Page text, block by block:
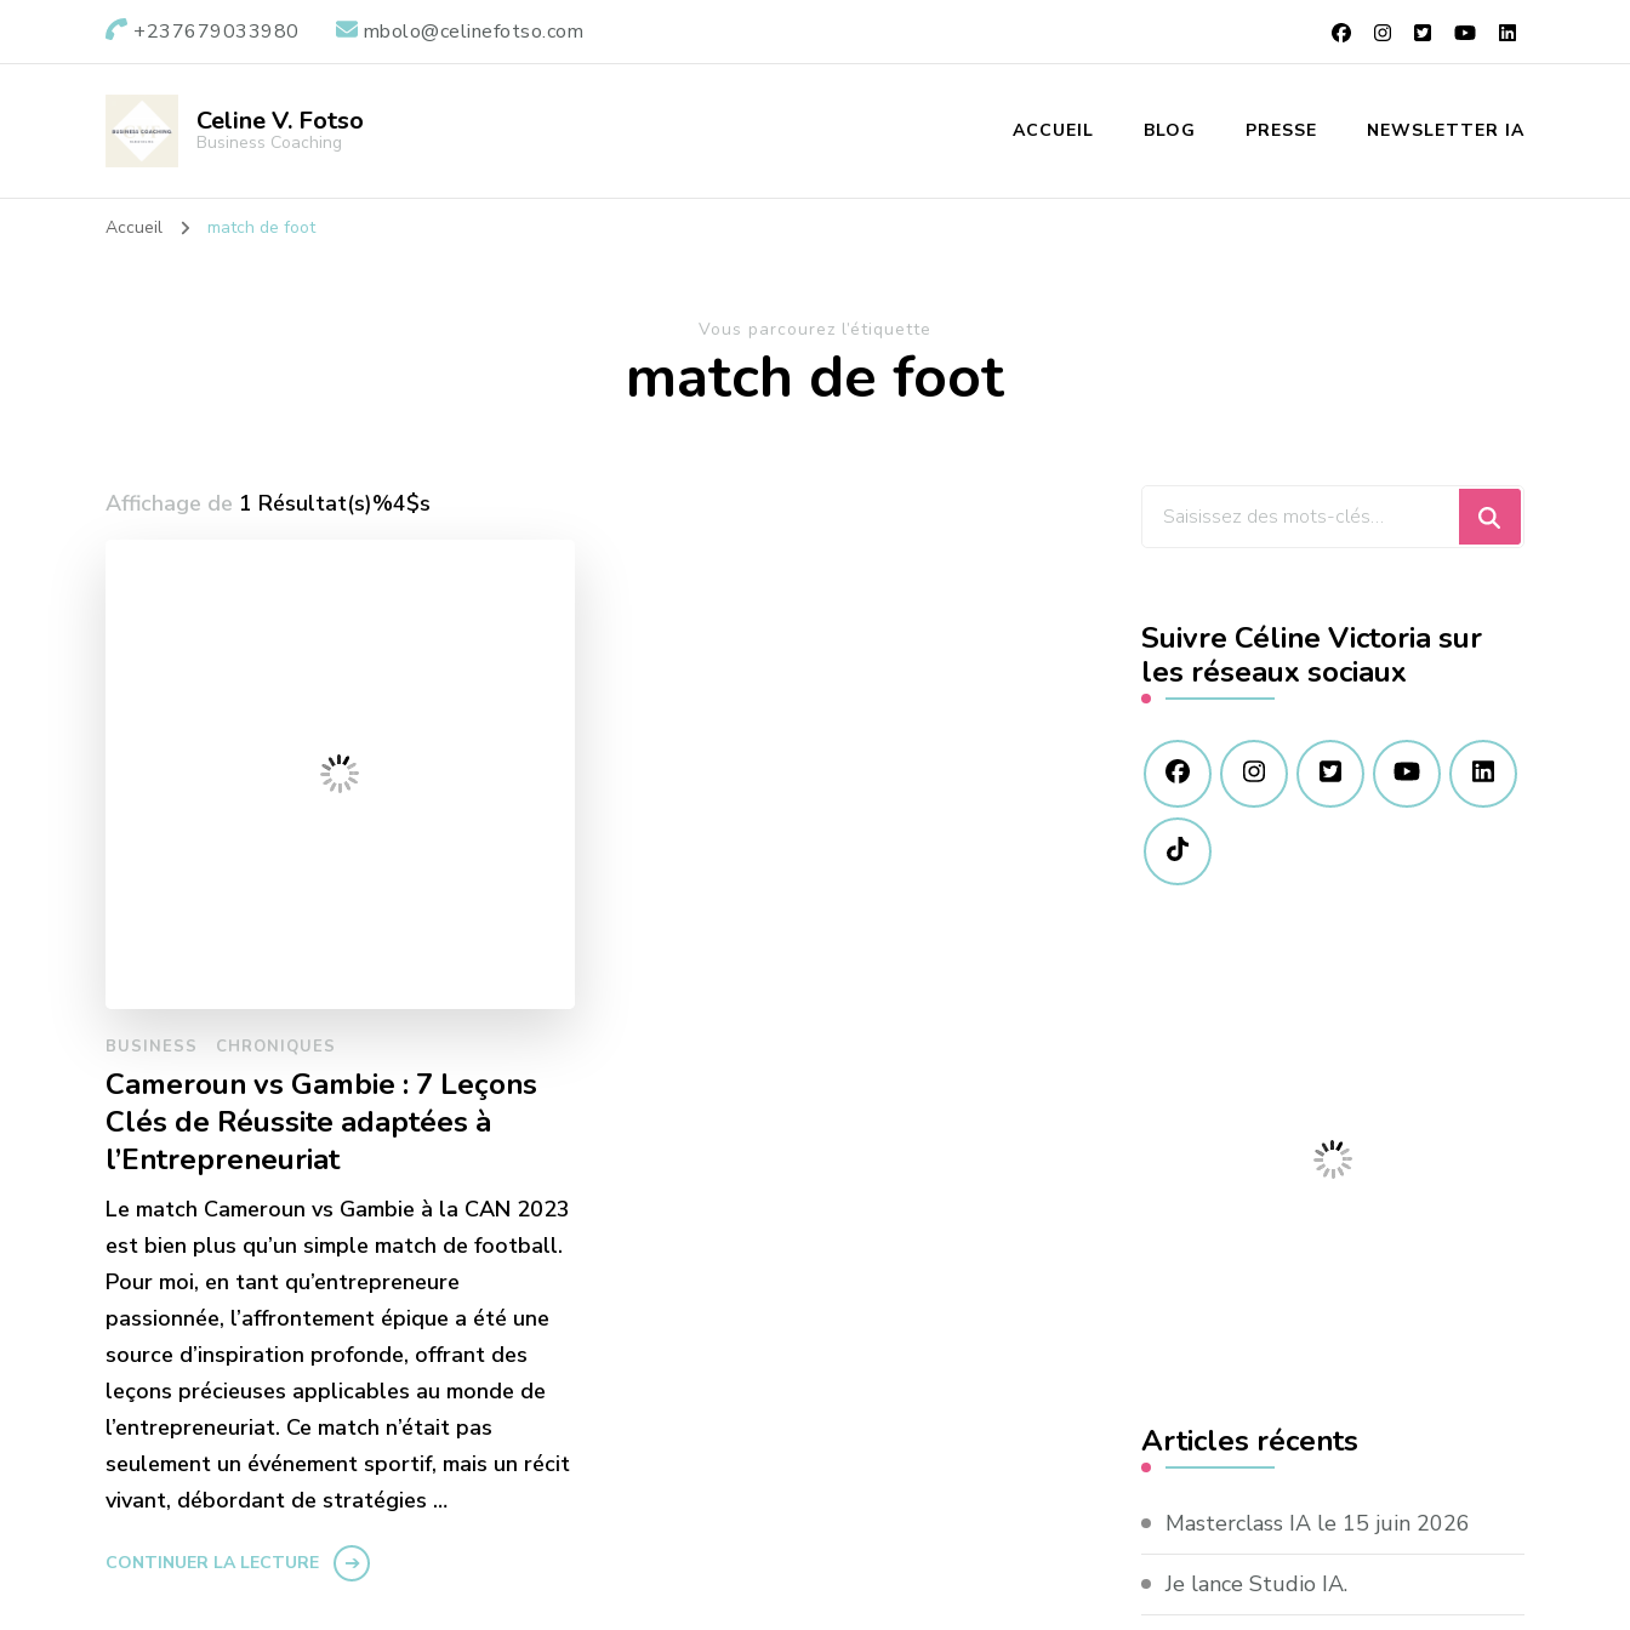
+237679033980 mbolo@celinefotso.com
Celine V. Fotso
Business Coaching
ACCUEIL BLOG PRESSE NEWSLETTER IA
Accueil match de foot
Vous parcourez l’étiquette
match de foot
Affichage de 1 Résultat(s)%4$s
BUSINESS CHRONIQUES
Cameroun vs Gambie : 7 Leçons
Clés de Réussite adaptées à
l’Entrepreneuriat
Le match Cameroun vs Gambie à la CAN 2023
est bien plus qu’un simple match de football.
Pour moi, en tant qu’entrepreneure
passionnée, l’affrontement épique a été une
source d’inspiration profonde, offrant des
leçons précieuses applicables au monde de
l’entrepreneuriat. Ce match n’était pas
seulement un événement sportif, mais un récit
vivant, débordant de stratégies …
CONTINUER LA LECTURE
Vous
?
Suivre Céline Victoria sur
les réseaux sociaux
Articles récents
Masterclass IA le 15 juin 2026
Je lance Studio IA.